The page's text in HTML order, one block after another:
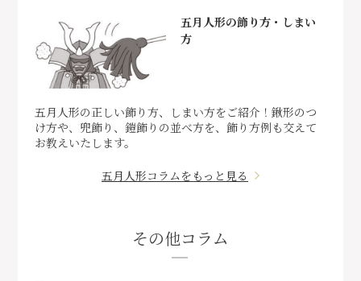
五月人形の飾り方・しまい
方
五月人形の正しい飾り方、しまい方をご紹介！鍬形のつ
け方や、兜飾り、鎧飾りの並べ方を、飾り方例も交えて
お教えいたします。
五月人形コラムをもっと見る
その他コラム